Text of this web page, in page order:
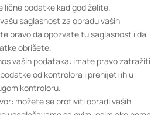
lične podatke kad god želite.
saglasnost za obradu vaših
pravo da opozvate tu saglasnost i da
obrišete.
vaših podataka: imate pravo zatražiti
od kontrolora i prenijeti ih u
kontroloru.
možete se protiviti obradi vaših